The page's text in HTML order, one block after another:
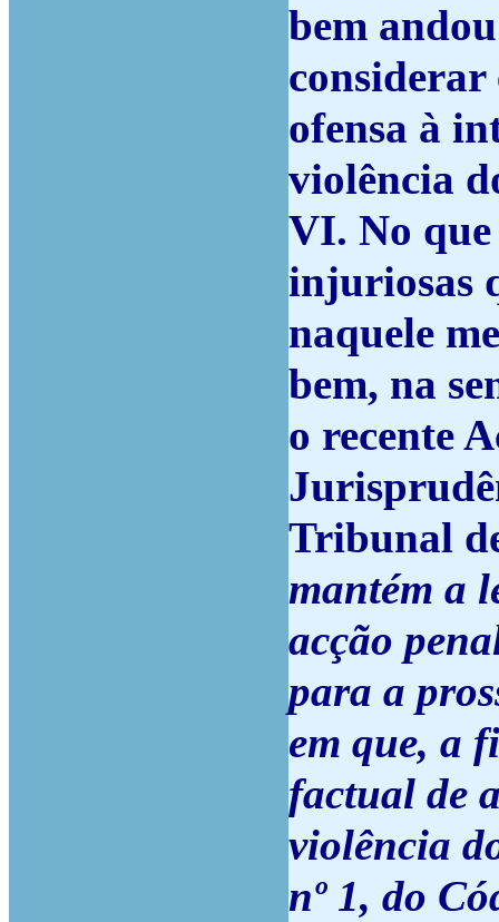
bem
considerar
ofensa à
violência
VI. No que
injuriosas
naquele
bem, na
o recente
Tribunal
mantém a
acção
para a
em que, a
factual de
violência
nº 1, do